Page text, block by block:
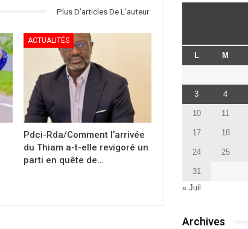
Plus D'articles De L'auteur
ACTUALITÉS
Pdci-Rda/Comment l’arrivée
du Thiam a-t-elle revigoré un
parti en quête de…
L M
3 4
10 11
17 18
24 25
31
« Juil
Archives